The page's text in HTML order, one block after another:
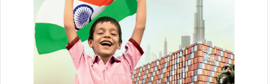
है। यह खुलासा कार कीखरीद-बिक्री की श्रृंखला